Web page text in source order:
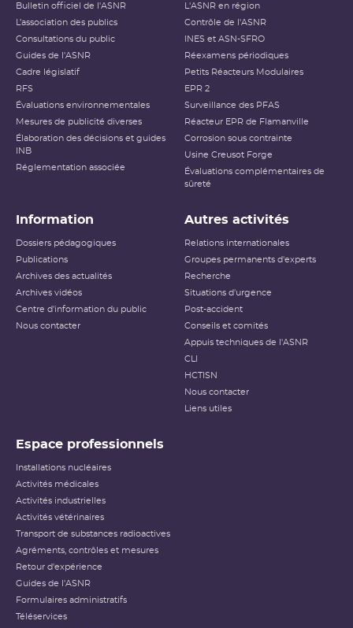
Bulletin officiel de l'ASNR
L’association des publics
Consultations du public
Guides de l'ASNR
Cadre législatif
RFS
Évaluations environnementales
Mesures de publicité diverses
Élaboration des décisions et guides
INB
Réglementation associée
L'ASNR en région
Contrôle de l'ASNR
INES et ASN-SFRO
Réexamens périodiques
Petits Réacteurs Modulaires
EPR 2
Surveillance des PFAS
Réacteur EPR de Flamanville
Corrosion sous contrainte
Usine Creusot Forge
Évaluations complémentaires de
sûreté
Information
Dossiers pédagogiques
Publications
Archives des actualités
Archives vidéos
Centre d'information du public
Nous contacter
Autres activités
Relations internationales
Groupes permanents d'experts
Recherche
Situations d'urgence
Post-accident
Conseils et comités
Appuis techniques de l'ASNR
CLI
HCTISN
Nous contacter
Liens utiles
Espace professionnels
Installations nucléaires
Activités médicales
Activités industrielles
Activités vétérinaires
Transport de substances radioactives
Agréments, contrôles et mesures
Retour d'expérience
Guides de l'ASNR
Formulaires administratifs
Téléservices